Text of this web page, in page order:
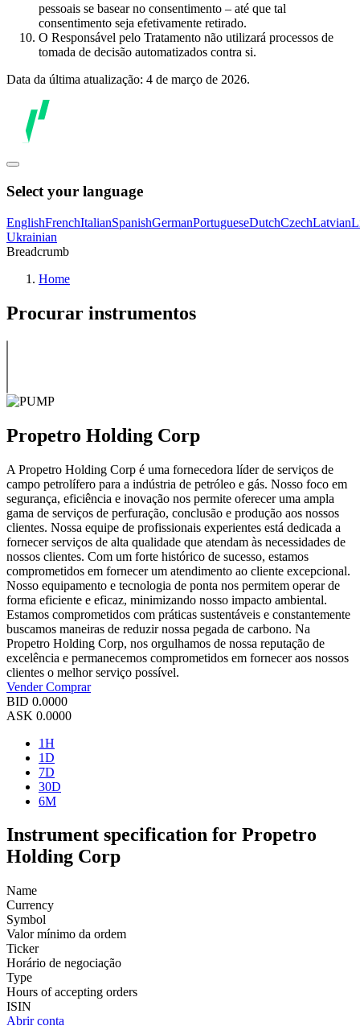
pessoais se basear no consentimento – até que tal
consentimento seja efetivamente retirado.
O Responsável pelo Tratamento não utilizará processos de
tomada de decisão automatizados contra si.
Data da última atualização: 4 de março de 2026.
Select your language
EnglishFrenchItalianSpanishGermanPortugueseDutchCzechLatvian
Ukrainian
Breadcrumb
Home
Procurar instrumentos
Propetro Holding Corp
A Propetro Holding Corp é uma fornecedora líder de serviços de
campo petrolífero para a indústria de petróleo e gás. Nosso foco em
segurança, eficiência e inovação nos permite oferecer uma ampla
gama de serviços de perfuração, conclusão e produção aos nossos
clientes. Nossa equipe de profissionais experientes está dedicada a
fornecer serviços de alta qualidade que atendam às necessidades de
nossos clientes. Com um forte histórico de sucesso, estamos
comprometidos em fornecer um atendimento ao cliente excepcional.
Nosso equipamento e tecnologia de ponta nos permitem operar de
forma eficiente e eficaz, minimizando nosso impacto ambiental.
Estamos comprometidos com práticas sustentáveis e constantemente
buscamos maneiras de reduzir nossa pegada de carbono. Na
Propetro Holding Corp, nos orgulhamos de nossa reputação de
excelência e permanecemos comprometidos em fornecer aos nossos
clientes o melhor serviço possível.
VenderComprar
BID 0.0000
ASK 0.0000
1H
1D
7D
30D
6M
Instrument specification for Propetro
Holding Corp
Name
Currency
Symbol
Valor mínimo da ordem
Ticker
Horário de negociação
Type
Hours of accepting orders
ISIN
Abrir conta